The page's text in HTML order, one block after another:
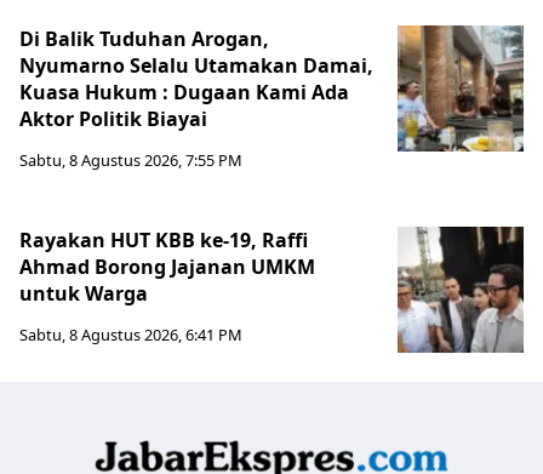
Di Balik Tuduhan Arogan,
Nyumarno Selalu Utamakan Damai,
Kuasa Hukum : Dugaan Kami Ada
Aktor Politik Biayai
Sabtu, 8 Agustus 2026, 7:55 PM
Rayakan HUT KBB ke-19, Raffi
Ahmad Borong Jajanan UMKM
untuk Warga
Sabtu, 8 Agustus 2026, 6:41 PM